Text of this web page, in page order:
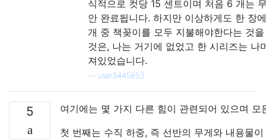
식적으로 컷당 15 센트이며 처음 6 개는
안 완료됩니다. 하지만 이상하게도 한 장
개 중 책꽂이를 모두 지불해야한다는 것
것은, 나는 거기에 없었고 한 시리즈는 나
져있었습니다.
user3445853
5
여기에는 몇 가지 다른 힘이 관련되어 있으며 모
첫 번째는 수직 하중, 즉 선반의 무게와 내용물